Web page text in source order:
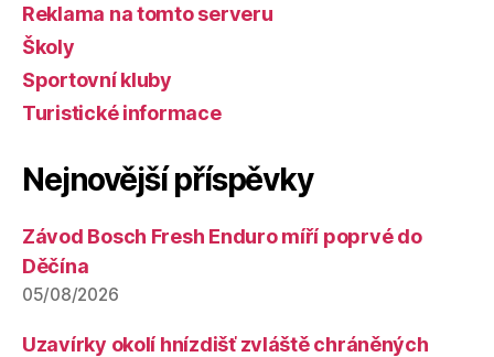
Reklama na tomto serveru
Školy
Sportovní kluby
Turistické informace
Nejnovější příspěvky
Závod Bosch Fresh Enduro míří poprvé do
Děčína
05/08/2026
Uzavírky okolí hnízdišť zvláště chráněných